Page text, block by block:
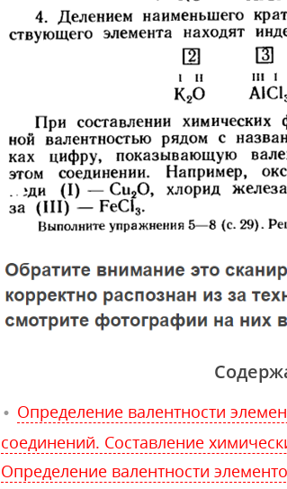
Определение валентности
соединений. Составление
Определение валентности